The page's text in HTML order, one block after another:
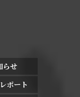
らせ
ポート